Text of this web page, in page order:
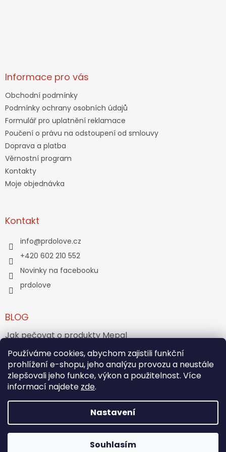
Používáme cookies, abychom zajistili funkční
prohlížení e-shopu, jeho analýzu provozu a neustále
zlepšovali jeho funkce, výkon a použitelnost. Více
informací najdete zde.
Nastavení
Souhlasím
Informace pro vás
Obchodní podmínky
Podmínky ochrany osobních údajů
Formulář pro uplatnění reklamace
Poučení o právu na odstoupení od smlouvy
Doprava a platba
Věrnostní program
Kontakty
Moje objednávka
Kontakt
info@prdolove.cz
+420 602 210 552
Novinky na facebooku
prdolove
BLOG
Jak pečovat o produkty Mepal
Jak vznikl medvídek Teddy Bear?
ARCHIV
Vytvořil Shoptet
PRĎOLOVÉ. Všechna práva vyhrazena.